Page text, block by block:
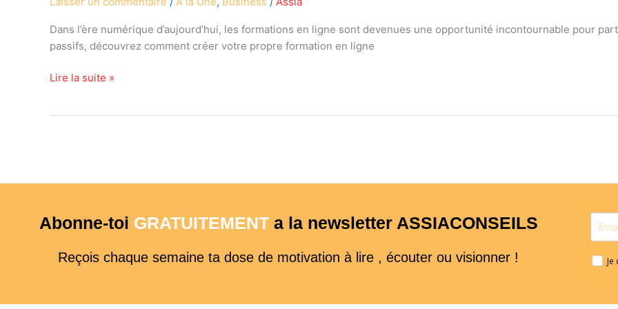
Dans l’ère numérique d’aujourd’hui, les formations en ligne sont devenues une opportunité incontournable pour
passifs, découvrez comment créer votre propre formation en ligne
une
formation
en
?Lire la suite »
Abonne-toi GRATUITEMENT a la newsletter ASSIACONSEILS
Reçois chaque semaine ta dose de motivation à lire , écouter ou visionner !